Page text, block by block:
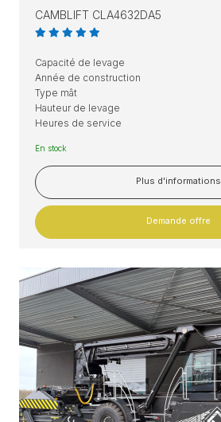
CAMBLIFT CLA4632DA5
Capacité de levage
Année de construction
Type mât
Hauteur de levage
Heures de service
En stock
Plus d'informations
Demande offre